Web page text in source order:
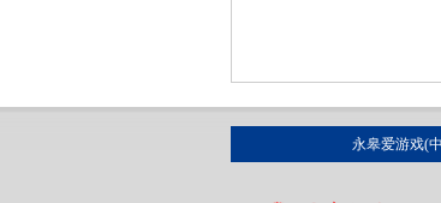
永皋爱游戏(